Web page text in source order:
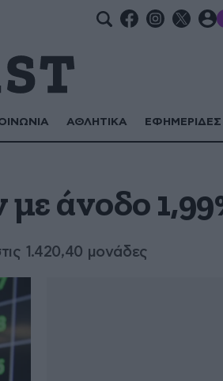
ΑΘΛΗΤΙΚΑ ΕΦΗΜΕΡΙΔΕΣ
άνοδο
1.420,40 μονάδες